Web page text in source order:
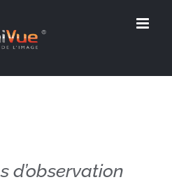
d’observation